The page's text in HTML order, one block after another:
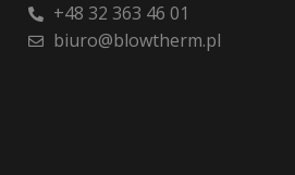
+48 32 363 46 01
biuro@blowtherm.pl